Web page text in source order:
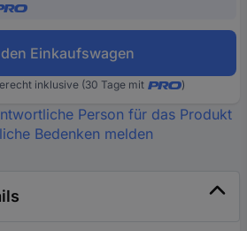
Einkaufswagen
inklusive (30 Tage mit )
Person für das Produkt
Bedenken melden